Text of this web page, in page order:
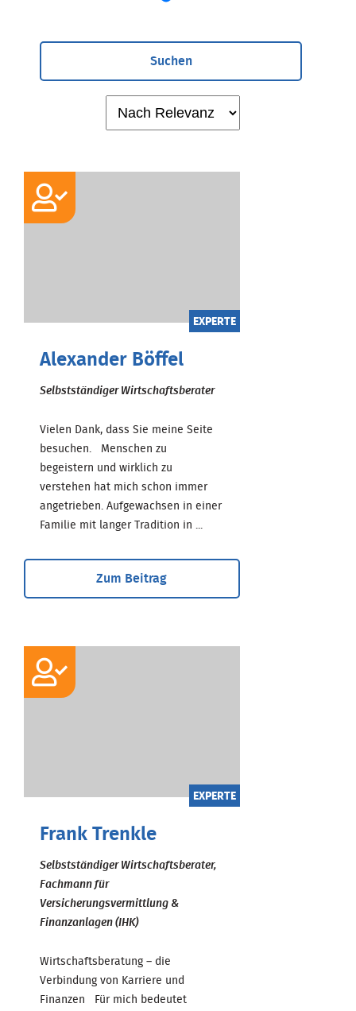
Suchen
EXPERTE
Alexander Böffel
Selbstständiger Wirtschaftsberater
Vielen Dank, dass Sie meine Seite
besuchen. Menschen zu
begeistern und wirklich zu
verstehen hat mich schon immer
angetrieben. Aufgewachsen in einer
Familie mit langer Tradition in ...
Zum Beitrag
EXPERTE
Frank Trenkle
Selbstständiger Wirtschaftsberater,
Fachmann für
Versicherungsvermittlung &
Finanzanlagen (IHK)
Wirtschaftsberatung – die
Verbindung von Karriere und
Finanzen Für mich bedeutet